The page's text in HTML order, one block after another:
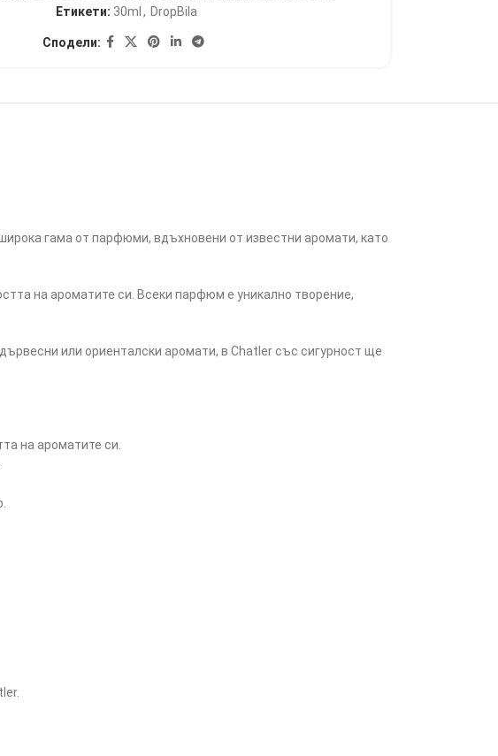
Етикети: 30ml , DropBila
Сподели:
гама от парфюми, вдъхновени от известни аромати, като
на ароматите си. Всеки парфюм е уникално творение,
или ориенталски аромати, в Chatler със сигурност ще
на ароматите си.